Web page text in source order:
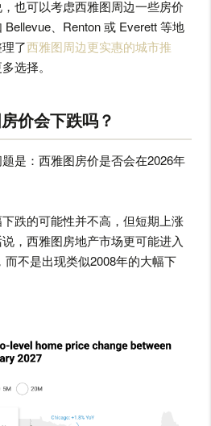
也可以考虑西雅图周边一些房价
、Renton 或 Everett 等地
了西雅图周边更实惠的城市推
选择。
价会下跌吗？
是：西雅图房价是否会在2026年
跌的可能性并不高，但短期上涨
，西雅图房地产市场更可能进入
不是出现类似2008年的大幅下